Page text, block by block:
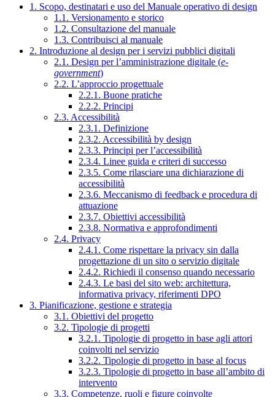
1. Scopo, destinatari e uso del Manuale operativo di design
1.1. Versionamento e storico
1.2. Consultazione del manuale
1.3. Contribuisci al manuale
2. Introduzione al design per i servizi pubblici digitali
2.1. Design per l’amministrazione digitale (e-
government)
2.2. L’approccio progettuale
2.2.1. Buone pratiche
2.2.2. Principi
2.3. Accessibilità
2.3.1. Definizione
2.3.2. Accessibilità by design
2.3.3. Principi per l’accessibilità
2.3.4. Linee guida e criteri di successo
2.3.5. Come rilasciare una dichiarazione di
accessibilità
2.3.6. Meccanismo di feedback e procedura di
attuazione
2.3.7. Obiettivi accessibilità
2.3.8. Normativa e approfondimenti
2.4. Privacy
2.4.1. Come rispettare la privacy sin dalla
progettazione di un sito o servizio digitale
2.4.2. Richiedi il consenso quando necessario
2.4.3. Le basi del sito web: architettura,
informativa privacy, riferimenti DPO
3. Pianificazione, gestione e strategia
3.1. Obiettivi del progetto
3.2. Tipologie di progetti
3.2.1. Tipologie di progetto in base agli attori
coinvolti nel servizio
3.2.2. Tipologie di progetto in base al focus
3.2.3. Tipologie di progetto in base all’ambito di
intervento
3.3. Competenze, ruoli e figure coinvolte